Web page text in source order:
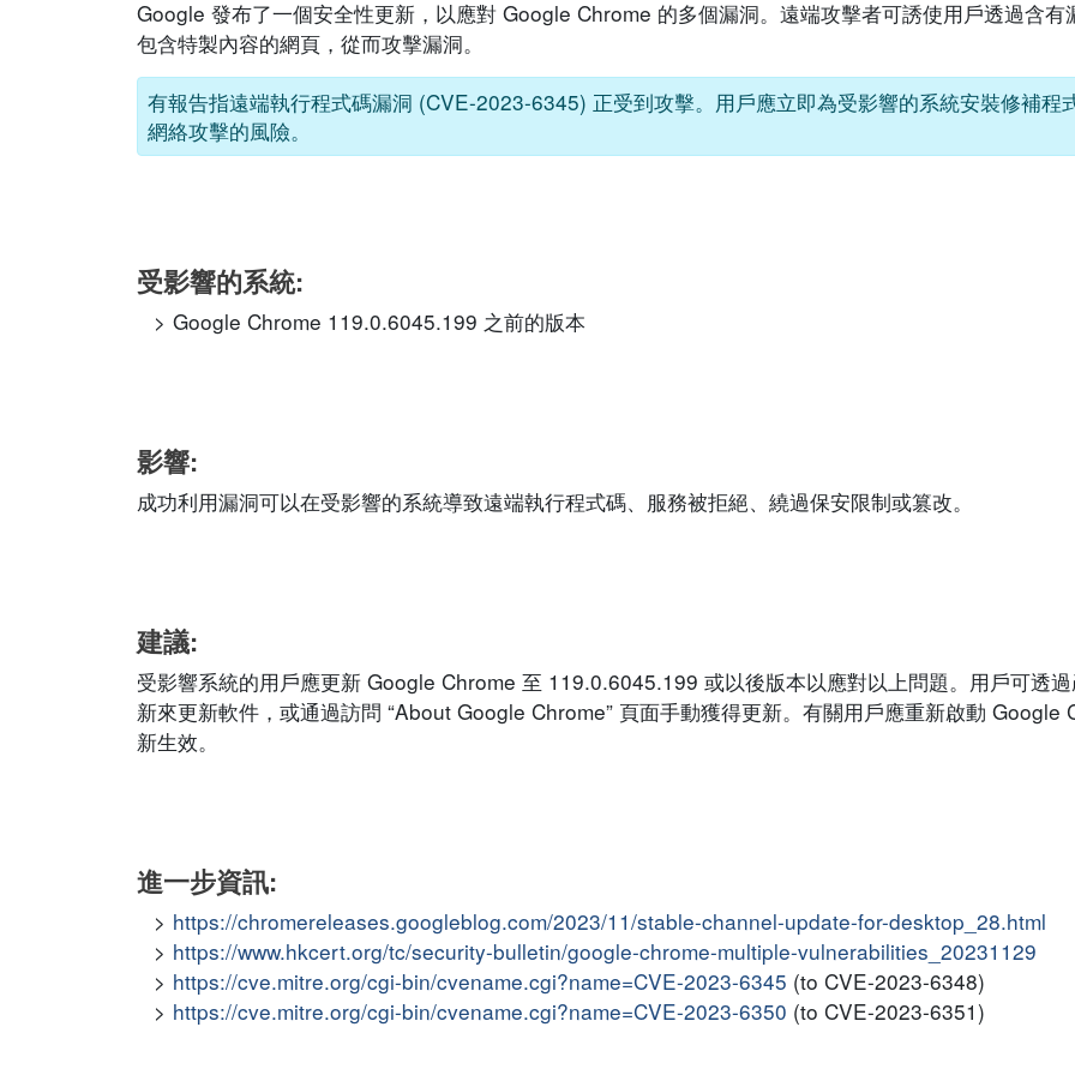
Google 發布了一個安全性更新，以應對 Google Chrome 的多個漏洞。遠端攻擊者可誘使用戶透過含有
包含特製內容的網頁，從而攻擊漏洞。
有報告指遠端執行程式碼漏洞 (CVE-2023-6345) 正受到攻擊。用戶應立即為受影響的系統安裝修補程
網絡攻擊的風險。
受影響的系統:
Google Chrome 119.0.6045.199 之前的版本
影響:
成功利用漏洞可以在受影響的系統導致遠端執行程式碼、服務被拒絕、繞過保安限制或篡改。
建議:
受影響系統的用戶應更新 Google Chrome 至 119.0.6045.199 或以後版本以應對以上問題。用戶可透
新來更新軟件，或通過訪問 “About Google Chrome” 頁面手動獲得更新。有關用戶應重新啟動 Google
新生效。
進一步資訊:
https://chromereleases.googleblog.com/2023/11/stable-channel-update-for-desktop_28.html
https://www.hkcert.org/tc/security-bulletin/google-chrome-multiple-vulnerabilities_20231129
https://cve.mitre.org/cgi-bin/cvename.cgi?name=CVE-2023-6345 (to CVE-2023-6348)
https://cve.mitre.org/cgi-bin/cvename.cgi?name=CVE-2023-6350 (to CVE-2023-6351)